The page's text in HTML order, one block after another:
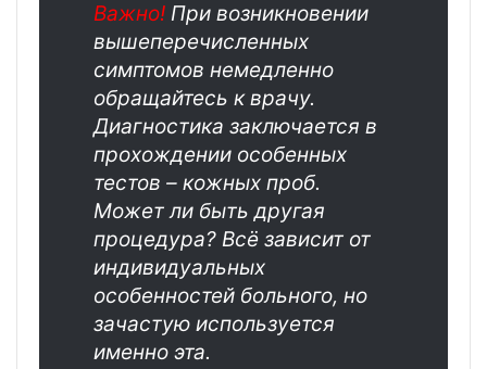
Важно! При возникновении
вышеперечисленных
симптомов немедленно
обращайтесь к врачу.
Диагностика заключается в
прохождении особенных
тестов – кожных проб.
Может ли быть другая
процедура? Всё зависит от
индивидуальных
особенностей больного, но
зачастую используется
именно эта.